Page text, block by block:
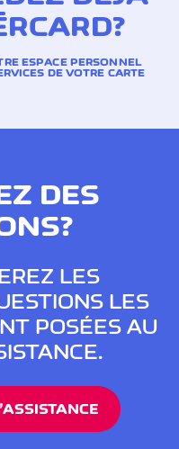
ESPACE PERSONNEL
DE VOTRE CARTE
DES
LES
LES
POSÉES AU